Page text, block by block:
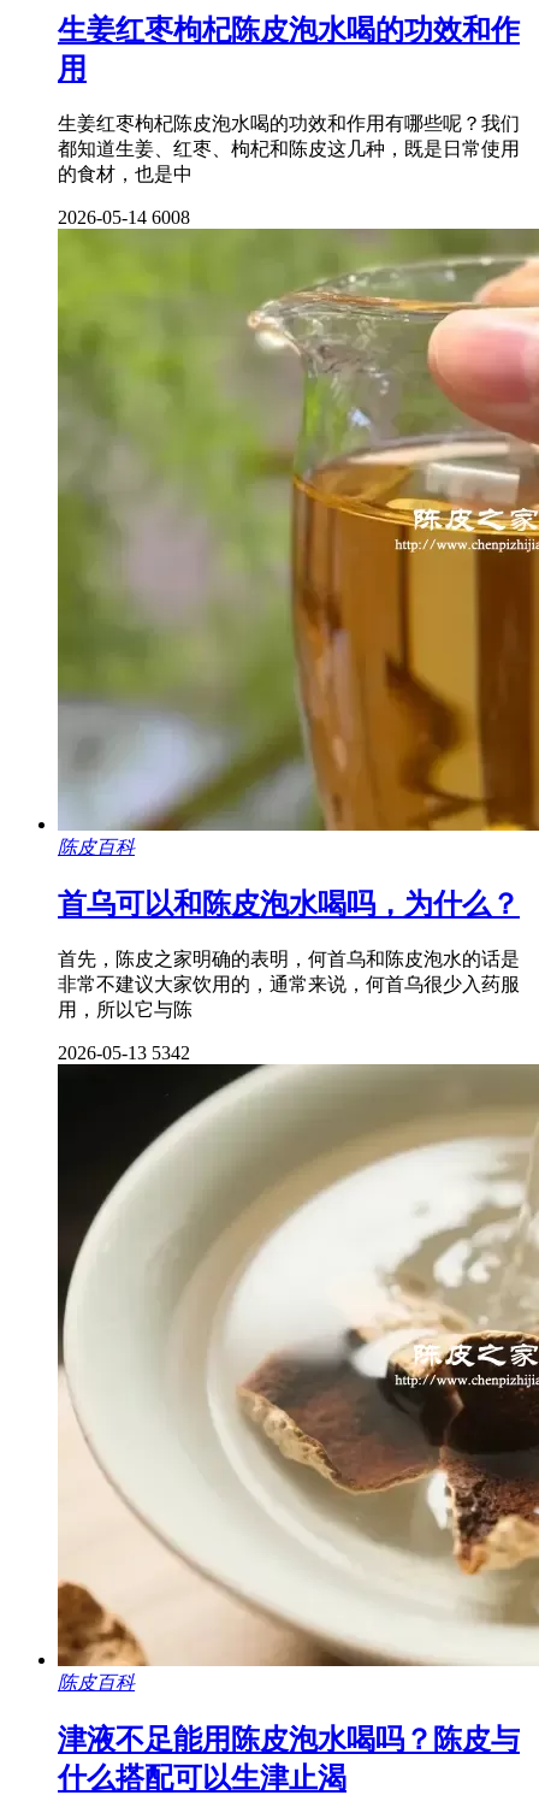
生姜红枣枸杞陈皮泡水喝的功效和作
用
生姜红枣枸杞陈皮泡水喝的功效和作用有哪些呢？我们
都知道生姜、红枣、枸杞和陈皮这几种，既是日常使用
的食材，也是中
2026-05-14 6008
陈皮百科
首乌可以和陈皮泡水喝吗，为什么？
首先，陈皮之家明确的表明，何首乌和陈皮泡水的话是
非常不建议大家饮用的，通常来说，何首乌很少入药服
用，所以它与陈
2026-05-13 5342
陈皮百科
津液不足能用陈皮泡水喝吗？陈皮与
什么搭配可以生津止渴